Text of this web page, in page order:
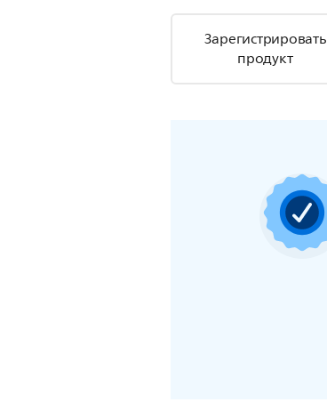
Зарегистрировать
продукт